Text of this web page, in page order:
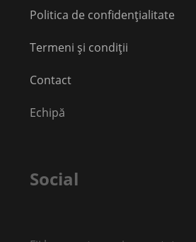
Politica de confidențialitate
Termeni și condiții
Contact
Echipă
Social